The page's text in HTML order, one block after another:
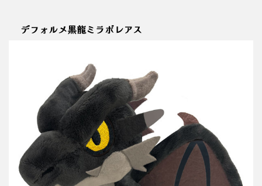
デフォルメ黒龍ミラボレアス